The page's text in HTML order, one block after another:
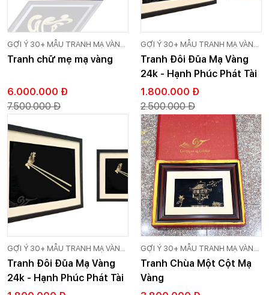
GỢI Ý 30+ MẪU TRANH MẠ VÀNG
24K CAO CẤP GOLD VIỆT
Tranh chữ mẹ mạ vàng
6.000.000 Đ
7.500.000 Đ
GỢI Ý 30+ MẪU TRANH MẠ VÀNG
24K CAO CẤP GOLD VIỆT
Tranh Đôi Đũa Mạ Vàng
24k - Hạnh Phúc Phát Tài
1.800.000 Đ
2.500.000 Đ
GỢI Ý 30+ MẪU TRANH MẠ VÀNG
24K CAO CẤP GOLD VIỆT
Tranh Đôi Đũa Mạ Vàng
24k - Hạnh Phúc Phát Tài
GỢI Ý 30+ MẪU TRANH MẠ VÀNG
24K CAO CẤP GOLD VIỆT
Tranh Chùa Một Cột Mạ
Vàng